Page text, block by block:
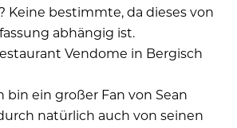
Keine bestimmte, da dieses von
abhängig ist.
Vendome in Bergisch
bin ein großer Fan von Sean
natürlich auch von seinen